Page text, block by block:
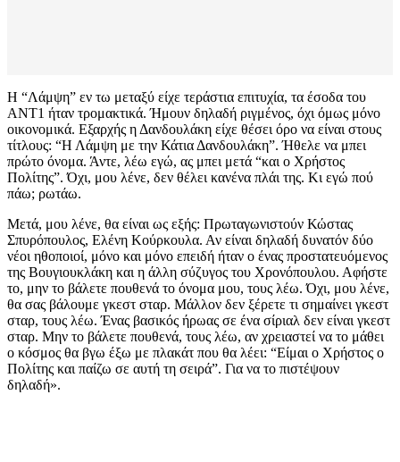
Η “Λάμψη” εν τω μεταξύ είχε τεράστια επιτυχία, τα έσοδα του
ΑΝΤ1 ήταν τρομακτικά. Ήμουν δηλαδή ριγμένος, όχι όμως μόνο
οικονομικά. Εξαρχής η Δανδουλάκη είχε θέσει όρο να είναι στους
τίτλους: “Η Λάμψη με την Κάτια Δανδουλάκη”. Ήθελε να μπει
πρώτο όνομα. Άντε, λέω εγώ, ας μπει μετά “και ο Χρήστος
Πολίτης”. Όχι, μου λένε, δεν θέλει κανένα πλάι της. Κι εγώ πού
πάω; ρωτάω.
Μετά, μου λένε, θα είναι ως εξής: Πρωταγωνιστούν Κώστας
Σπυρόπουλος, Ελένη Κούρκουλα. Αν είναι δηλαδή δυνατόν δύο
νέοι ηθοποιοί, μόνο και μόνο επειδή ήταν ο ένας προστατευόμενος
της Βουγιουκλάκη και η άλλη σύζυγος του Χρονόπουλου. Αφήστε
το, μην το βάλετε πουθενά το όνομα μου, τους λέω. Όχι, μου λένε,
θα σας βάλουμε γκεστ σταρ. Μάλλον δεν ξέρετε τι σημαίνει γκεστ
σταρ, τους λέω. Ένας βασικός ήρωας σε ένα σίριαλ δεν είναι γκεστ
σταρ. Μην το βάλετε πουθενά, τους λέω, αν χρειαστεί να το μάθει
ο κόσμος θα βγω έξω με πλακάτ που θα λέει: “Είμαι ο Χρήστος ο
Πολίτης και παίζω σε αυτή τη σειρά”. Για να το πιστέψουν
δηλαδή».